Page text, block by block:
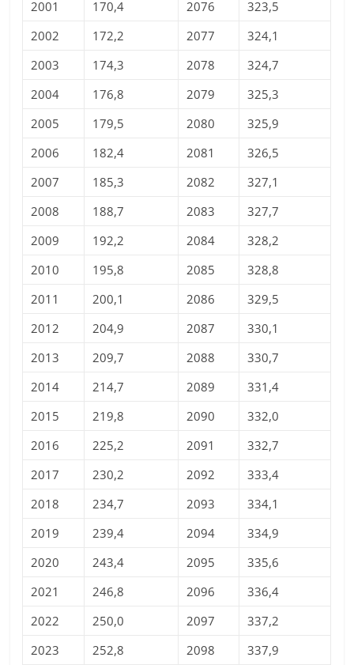
2001 170,4 2076
323,5
2002
172,2 2077
324,1
2003
174,3 2078
324,7
2004
176,8 2079
325,3
2005
179,5 2080
325,9
2006
182,4 2081
326,5
2007
185,3 2082
327,1
2008
188,7 2083
327,7
2009
192,2 2084
328,2
2010
195,8 2085
328,8
2011
200,1 2086
329,5
2012
204,9 2087
330,1
2013
209,7 2088
330,7
2014
214,7 2089
331,4
2015
219,8 2090
332,0
2016
225,2 2091
332,7
2017
230,2 2092
333,4
2018
234,7 2093
334,1
2019
239,4 2094
334,9
2020
243,4 2095
335,6
2021
246,8 2096
336,4
2022
250,0 2097
337,2
2023
252,8 2098
337,9